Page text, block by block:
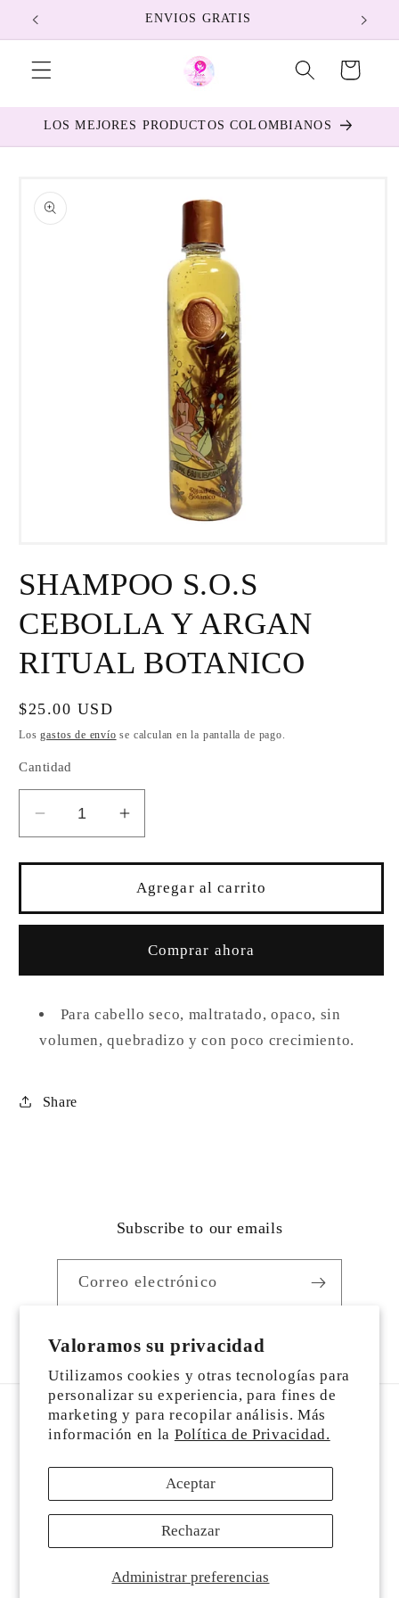
Valoramos su privacidad
Utilizamos cookies y otras tecnologías para
personalizar su experiencia, para fines de
marketing y para recopilar análisis. Más
información en la Política de Privacidad.
Administrar preferencias
Aceptar
Rechazar
directamente
al contenido
ENVIOS GRATIS
Carrito
LOS MEJORES PRODUCTOS COLOMBIANOS
información
multimedia
1
una
ventana
SHAMPOO S.O.S
CEBOLLA Y ARGAN
RITUAL BOTANICO
Precio
habitual
$25.00 USD
Losgastos de envío se calculan en la pantalla de pago.
Cantidad
Reducir
cantidad
para
S.O.S
CEBOLLA
ARGAN
BOTANICO
Aumentar
cantidad
para
SHAMPOO
S.O.S
CEBOLLA
ARGAN
BOTANICO
Agregar al carrito
Comprar ahora
Para cabello seco, maltratado, opaco, sin
volumen, quebradizo y con poco crecimiento.
Share
Subscribe to our emails
Correo electrónico
Facebookhttps://www.instagram.com/
YouTubeTikTok
País/región
USD $ | Estados Unidos
Formas
ALEXASTORE